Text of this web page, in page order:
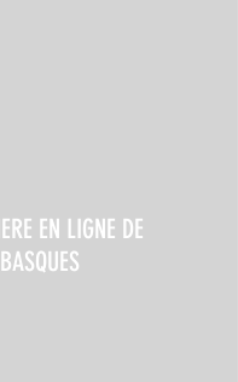
EN LIGNE DE